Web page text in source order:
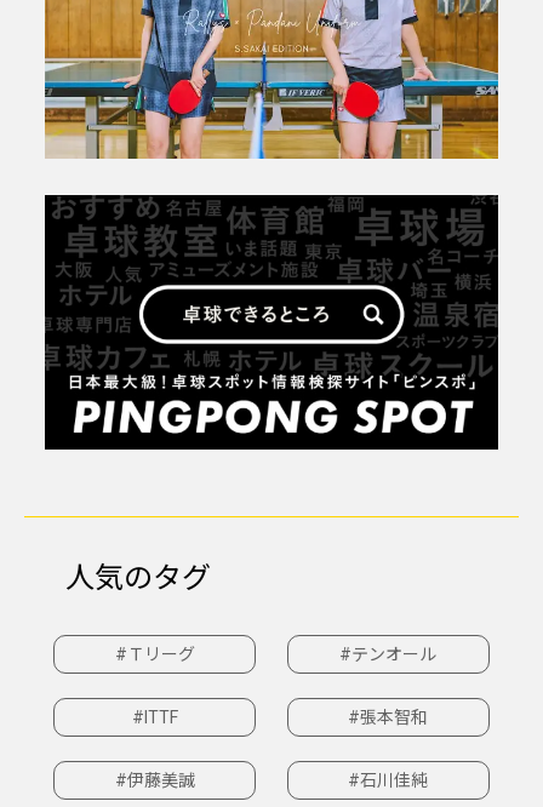
人気のタグ
#Ｔリーグ #テンオール
#ITTF #張本智和
#伊藤美誠 #石川佳純